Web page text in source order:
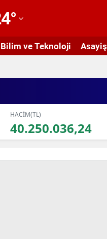
°
Bilim ve Teknoloji Asayiş
HACİM(TL)
40.250.036,24